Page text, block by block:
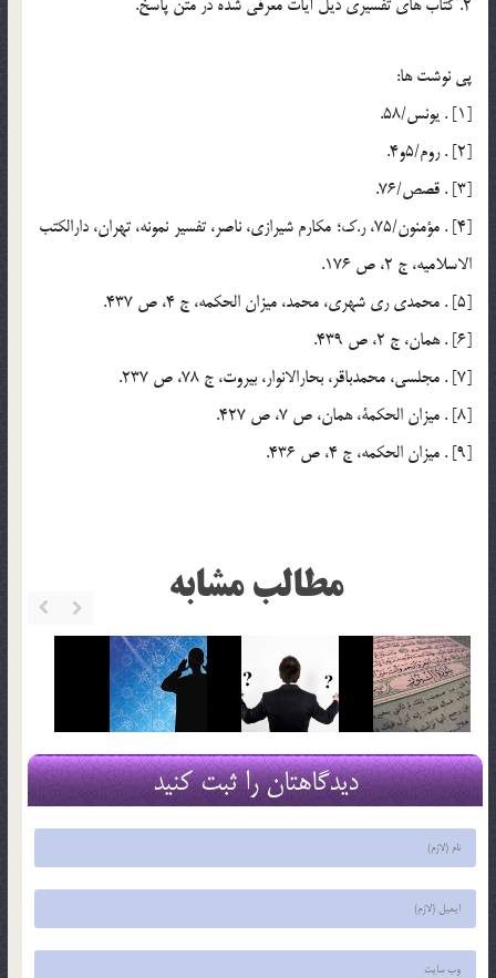
پي نوشت ها:
[1] . يونس/58.
[2] . روم/5و4.
[3] . قصص/76.
[4] . مؤمنون/75، ر.ك؛ مكارم شيرازي، ناصر، تفسير نمونه، تهران، دارالكتب
الاسلاميه، ج 2، ص 176.
[5] . محمدي ري شهري، محمد، ميزان الحكمه، ج 4، ص 437.
[6] . همان، ج 2، ص 439.
[7] . مجلسي، محمدباقر، بحارالانوار، بيروت، ج 78، ص 237.
[8] . ميزان الحكمة، همان، ص 7، ص 427.
[9] . ميزان الحكمه، ج 4، ص 436.
مطالب مشابه
دیدگاهتان را ثبت کنید